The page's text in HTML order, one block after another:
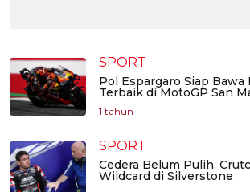
SPORT
Pol Espargaro Siap
Terbaik di MotoGP San
1 tahun
SPORT
Cedera Belum Pulih,
Wildcard di Silverstone